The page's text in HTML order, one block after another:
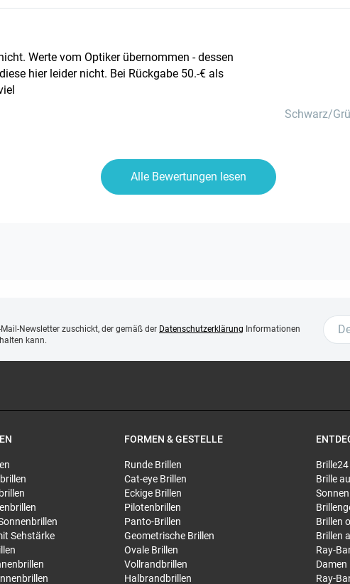
Werte vom Optiker übernommen - dessen
hier leider nicht. Bei Rückgabe 50.-€ als
Schwarz/
Alle Bewertungen lesen
Newsletter zuschickt, der gemäß der Datenschutzerklärung Informationen
kann.
Sehstärke
FORMEN & GESTELLE
Runde Brillen
Cat-eye Brillen
Eckige Brillen
Pilotenbrillen
Panto-Brillen
Geometrische Brillen
Ovale Brillen
Vollrandbrillen
Halbrandbrillen
Brille
Brillen
Brillen
Ray-
Damen
Ray-